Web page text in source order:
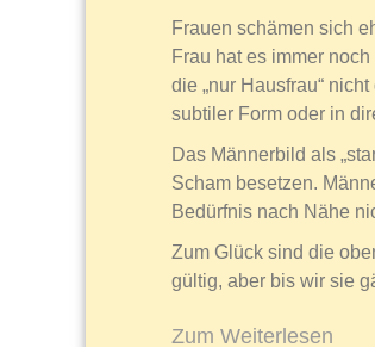
Frauen schämen sich
Frau hat es immer
die „nur Hausfrau“
subtiler Form oder in
Das Männerbild als
Scham besetzen.
Bedürfnis nach Nähe
Zum Glück sind die
gültig, aber bis wir sie
Zum Weiterlesen